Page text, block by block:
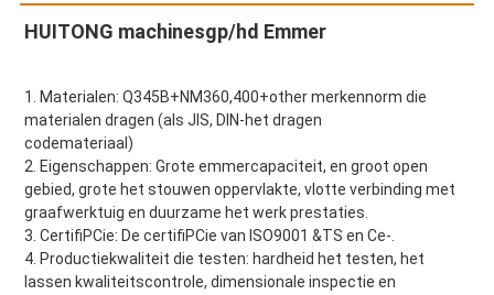
HUITONG machinesgp/hd Emmer
1. Materialen: Q345B+NM360,400+other merkennorm die
materialen dragen (als JIS, DIN-het dragen
codemateriaal)
2. Eigenschappen: Grote emmercapaciteit, en groot open
gebied, grote het stouwen oppervlakte, vlotte verbinding met
graafwerktuig en duurzame het werk prestaties.
3. CertifiPCie: De certifiPCie van ISO9001 &TS en Ce-.
4. Productiekwaliteit die testen: hardheid het testen, het
lassen kwaliteitscontrole, dimensionale inspectie en